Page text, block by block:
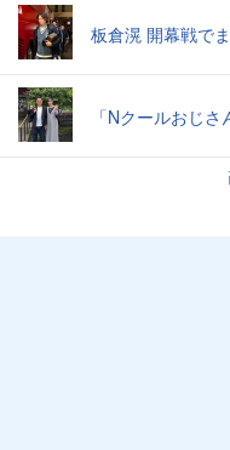
板倉滉 開幕戦で
「Nクールおじ